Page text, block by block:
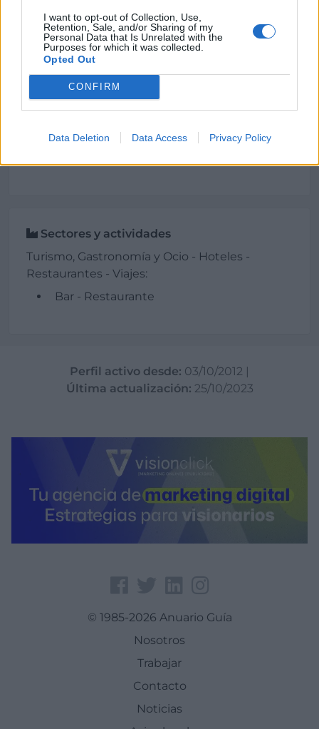
I want to opt-out of Collection, Use,
Retention, Sale, and/or Sharing of my
Personal Data that Is Unrelated with the
Purposes for which it was collected.
Opted Out
CONFIRM
Data Deletion Data Access Privacy Policy
920 381 003
Web
www.turismoruralgredos.com
Sectores y actividades
Turismo, Gastronomía y Ocio - Hoteles -
Restaurantes - Viajes:
Bar - Restaurante
Perfil activo desde: 03/10/2012 |
Última actualización: 25/10/2023
© 1985-2026 Anuario Guía
Nosotros
Trabajar
Contacto
Noticias